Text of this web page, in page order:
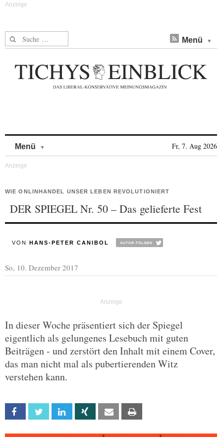
Suche nach: Menü
Menü Fr, 7. Aug 2026
WIE ONLINHANDEL UNSER LEBEN REVOLUTIONIERT
DER SPIEGEL Nr. 50 – Das gelieferte Fest
VON HANS-PETER CANIBOL
So, 10. Dezember 2017
In dieser Woche präsentiert sich der Spiegel
eigentlich als gelungenes Lesebuch mit guten
Beiträgen - und zerstört den Inhalt mit einem Cover,
das man nicht mal als pubertierenden Witz
verstehen kann.
Facebook Twitter Linkedin Xing Email